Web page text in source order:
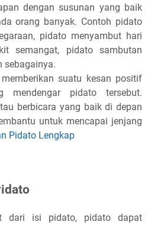
dengan susunan yang baik
orang banyak. Contoh pidato
pidato menyambut hari
semangat, pidato sambutan
sebagainya.
suatu kesan positif
mendengar pidato tersebut.
berbicara yang baik di depan
untuk mencapai jenjang
Pidato Lengkap
dari isi pidato, pidato dapat